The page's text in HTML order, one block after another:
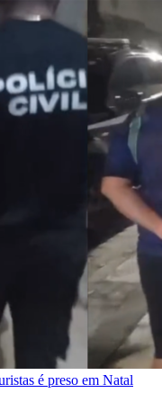
é preso em Natal